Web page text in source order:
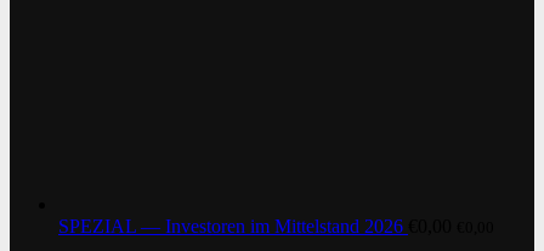
SPEZIAL — Investoren im Mittelstand 2026